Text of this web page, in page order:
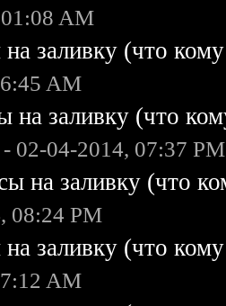
AM
заливку (что
AM
на заливку (что
- 02-04-2014, 07:37 PM
на заливку (что
08:24 PM
заливку (что
AM